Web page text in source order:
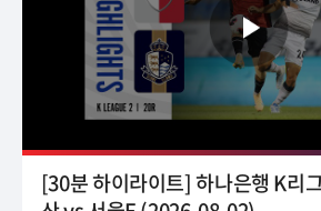
[30분 하이라이트] 하나은행 K리